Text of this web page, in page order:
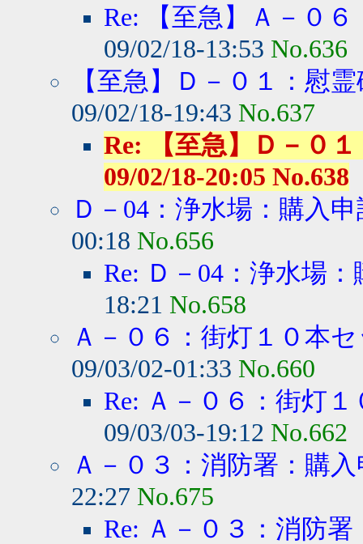
Re: 【至急】Ａ－０６
09/02/18-13:53 No.636
【至急】Ｄ－０１：慰
09/02/18-19:43 No.637
Re: 【至急】Ｄ－０
09/02/18-20:05 No.638
Ｄ－04：浄水場：購入
00:18 No.656
Re: Ｄ－04：浄水場
18:21 No.658
Ａ－０６：街灯１０本
09/03/02-01:33 No.660
Re: Ａ－０６：街灯
09/03/03-19:12 No.662
Ａ－０３：消防署：購
22:27 No.675
Re: Ａ－０３：消防